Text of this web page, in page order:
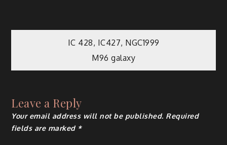
navigation
IC 428, IC427, NGC1999
M96 galaxy
Leave a Reply
Your email address will not be published. Required
fields are marked *